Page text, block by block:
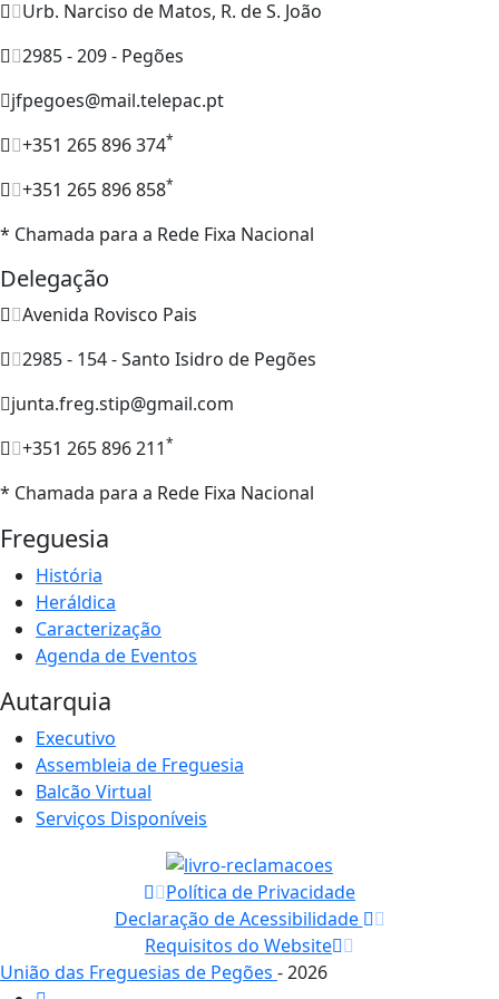
Urb. Narciso de Matos, R. de S. João
2985 - 209 - Pegões
jfpegoes@mail.telepac.pt
+351 265 896 374*
+351 265 896 858*
* Chamada para a Rede Fixa Nacional
Delegação
Avenida Rovisco Pais
2985 - 154 - Santo Isidro de Pegões
junta.freg.stip@gmail.com
+351 265 896 211*
* Chamada para a Rede Fixa Nacional
Freguesia
História
Heráldica
Caracterização
Agenda de Eventos
Autarquia
Executivo
Assembleia de Freguesia
Balcão Virtual
Serviços Disponíveis
Política de Privacidade
Declaração de Acessibilidade
Requisitos do Website
União das Freguesias de Pegões - 2026